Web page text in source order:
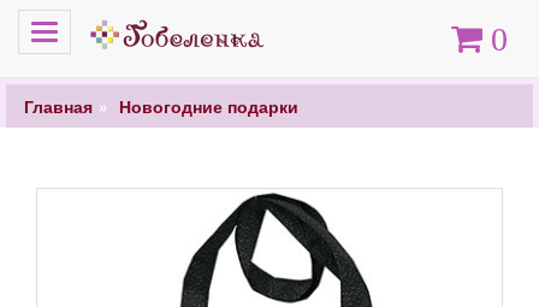
Меню Корзина
0
Главная Новогодние подарки